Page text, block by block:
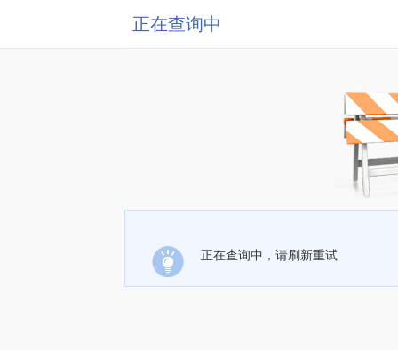
正在查询中
正在查询中，请刷新重试